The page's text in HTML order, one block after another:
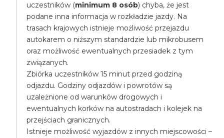
uczestników (minimum 8 osób) chyba, że jest
podane inna informacja w rozkładzie jazdy. Na
trasach krajowych istnieje możliwość przejazdu
autokarem o niższym standardzie lub mikrobusem
oraz możliwość ewentualnych przesiadek z tym
związanych.
Zbiórka uczestników 15 minut przed godziną
odjazdu. Godziny odjazdów i powrotów są
uzależnione od warunków drogowych i
ewentualnych korków na autostradach i kolejek na
przejściach granicznych.
Istnieje możliwość wyjazdów z innych miejscowości –